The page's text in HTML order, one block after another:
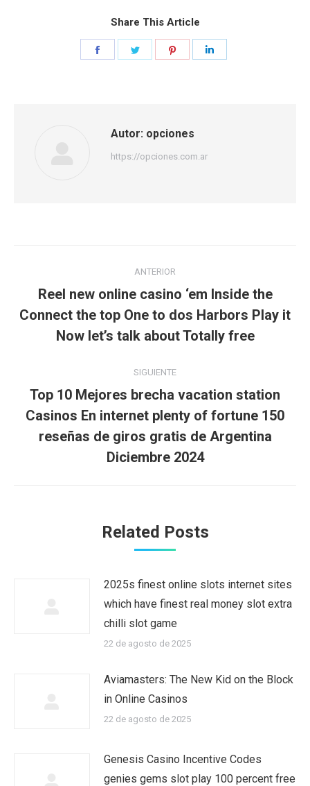
Share This Article
Autor: opciones
https://opciones.com.ar
entre
publicaciones
ANTERIOR
Publicación
anterior:
Reel new online casino ‘em Inside the
Connect the top One to dos Harbors Play it
Now let’s talk about Totally free
SIGUIENTE
Publicación
siguiente:
Top 10 Mejores brecha vacation station
Casinos En internet plenty of fortune 150
reseñas de giros gratis de Argentina
Diciembre 2024
Related Posts
2025s finest online slots internet sites
which have finest real money slot extra
chilli slot game
22 de agosto de 2025
Aviamasters: The New Kid on the Block
in Online Casinos
22 de agosto de 2025
Genesis Casino Incentive Codes
genies gems slot play 100 percent free